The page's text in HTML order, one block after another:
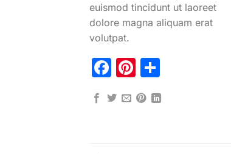
euismod tincidunt ut laoreet
dolore magna aliquam erat
volutpat.
Facebook
Pinterest